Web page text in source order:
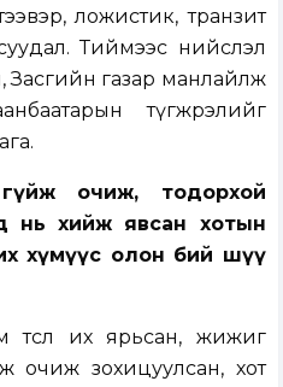
ложистик, транзит
Тиймээс нийслэл
газар манлайлж
түгжрэлийг
очиж, тодорхой
нь хийж явсан хотын
хүмүүс олон бий шүү
төсөл их ярьсан, жижиг
очиж зохицуулсан, хот